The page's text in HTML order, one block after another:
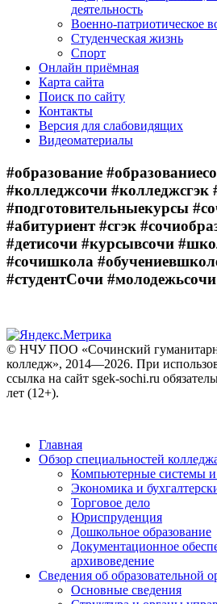
деятельность
Военно-патриотическое
Студенческая жизнь
Спорт
Онлайн приёмная
Карта сайта
Поиск по сайту
Контакты
Версия для слабовидящих
Видеоматериалы
#образование
#колледжсочи #колледжсгэк
#подготовительныекурсы
#абитуриент #сгэк
#детисочи #курсывсочи
#сочишкола
#студентСочи #молодежьсочи
© НЧУ ПОО «Сочинский
колледж», 2014—2026. При
ссылка на сайт sgek-sochi.ru
лет (12+).
Главная
Обзор специальностей
Компьютерные системы
Экономика и
Торговое дело
Юриспруденция
Дошкольное образование
Документационное
архивоведение
Сведения об образовательной
Основные сведения